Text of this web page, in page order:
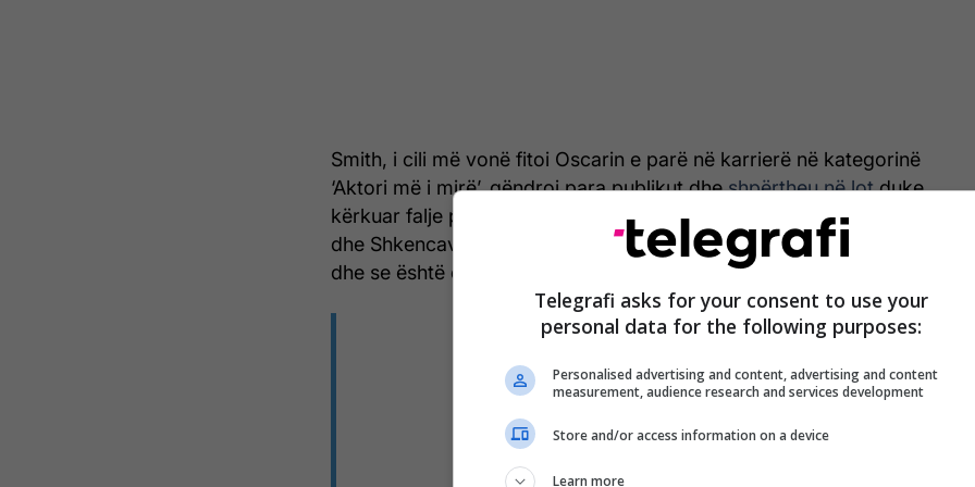
Smith, i cili më vonë fitoi Oscarin e parë në karrierë në kategorinë
‘Aktori më i mirë’, qëndroi para publikut dheshpërtheu në lotduke
kërkuar falje për incidentin. Megjithatë, dihet se Akademia e Arteve
dhe Shkencave të Filmit ka udhëzime strikte në kodin e saj të sjelljes
dhe se është e diskutueshme nëse statuja do të mbetet në duart e tij.
Telegrafi asks for your consent to use your
personal data for the following purposes:
Personalised advertising and content, advertising and content
measurement, audience research and services development
Store and/or access information on a device
Learn more